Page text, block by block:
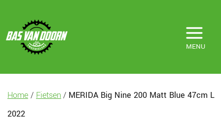
MENU
Home / Fietsen / MERIDA Big Nine 200 Matt Blue 47cm L
2022